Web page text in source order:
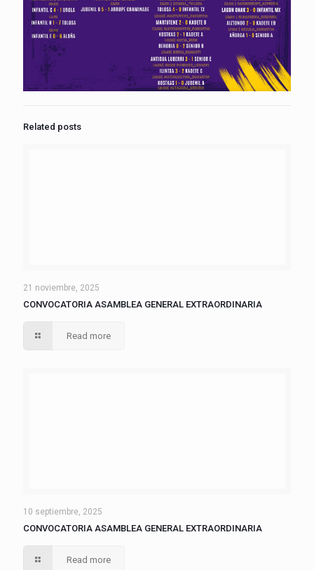
Related posts
21 noviembre, 2025
CONVOCATORIA ASAMBLEA GENERAL EXTRAORDINARIA
Read more
10 septiembre, 2025
CONVOCATORIA ASAMBLEA GENERAL EXTRAORDINARIA
Read more